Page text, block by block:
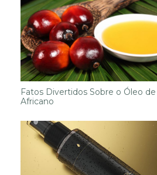
Fatos Divertidos Sobre o Óleo
Africano